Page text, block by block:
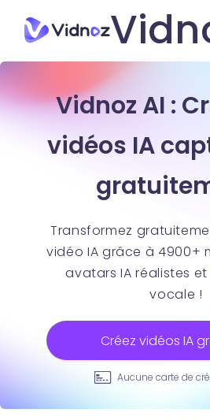
Vidnoz AI :
vidéos IA
Transformez
vidéo IA grâce à 4900+
avatars IA réalistes
vocale !
Créez vidéos IA
Aucune carte de